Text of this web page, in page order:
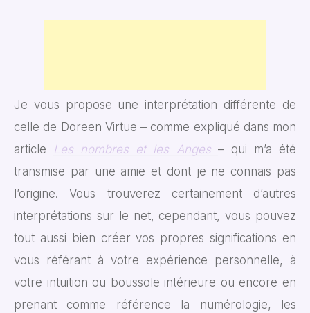
Je vous propose une interprétation différente de
celle de Doreen Virtue – comme expliqué dans mon
article Les nombres et les Anges – qui m’a été
transmise par une amie et dont je ne connais pas
l’origine. Vous trouverez certainement d’autres
interprétations sur le net, cependant, vous pouvez
tout aussi bien créer vos propres significations en
vous référant à votre expérience personnelle, à
votre intuition ou boussole intérieure ou encore en
prenant comme référence la numérologie, les